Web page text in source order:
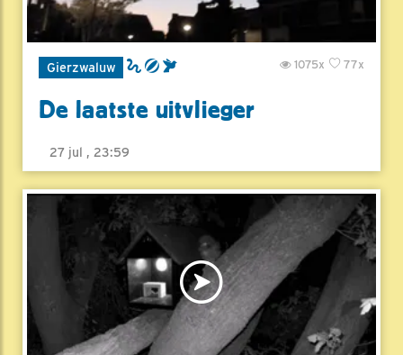
Gierzwaluw 77x
1075x
De laatste uitvlieger
27 jul , 23:59